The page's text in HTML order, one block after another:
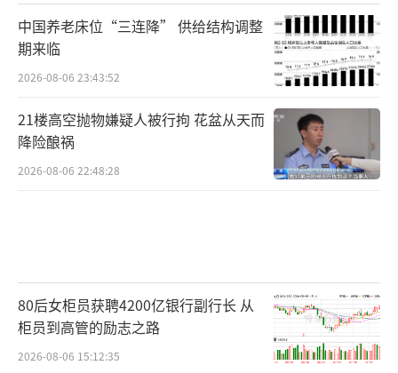
中国养老床位“三连降” 供给结构调整
期来临
2026-08-06 23:43:52
21楼高空抛物嫌疑人被行拘 花盆从天而
降险酿祸
2026-08-06 22:48:28
80后女柜员获聘4200亿银行副行长 从
柜员到高管的励志之路
2026-08-06 15:12:35